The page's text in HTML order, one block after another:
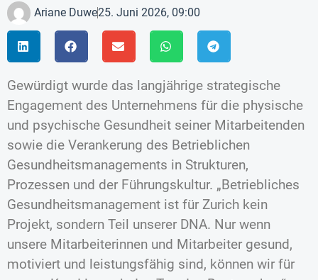
Ariane Duwe25. Juni 2026, 09:00
Gewürdigt wurde das langjährige strategische
Engagement des Unternehmens für die physische
und psychische Gesundheit seiner Mitarbeitenden
sowie die Verankerung des Betrieblichen
Gesundheitsmanagements in Strukturen,
Prozessen und der Führungskultur. „Betriebliches
Gesundheitsmanagement ist für Zurich kein
Projekt, sondern Teil unserer DNA. Nur wenn
unsere Mitarbeiterinnen und Mitarbeiter gesund,
motiviert und leistungsfähig sind, können wir für